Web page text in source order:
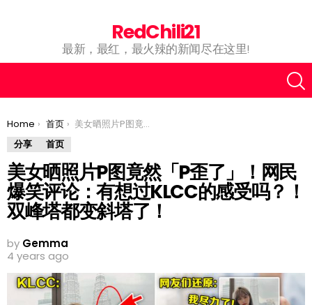
RedChili21
最新，最红，最火辣的新闻尽在这里!
You are here:
Home 首页
美女晒照片P图竟然「P歪了」！网民爆笑评论：有想过KLCC的感受吗？！双峰塔都变斜塔了！
分享
首页
美女晒照片P图竟然「P歪了」！网民
爆笑评论：有想过KLCC的感受吗？！
双峰塔都变斜塔了！
by Gemma
4 years ago